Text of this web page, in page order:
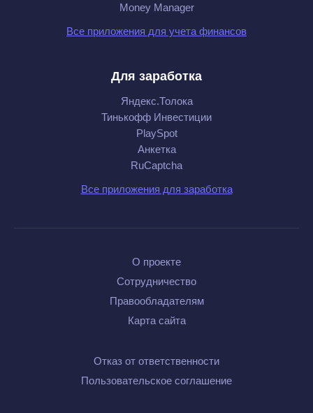
Money Manager
Все приложения для учета финансов
Для заработка
Яндекс.Толока
Тинькофф Инвестиции
PlaySpot
Анкетка
RuCaptcha
Все приложения для заработка
О проекте
Сотрудничество
Правообладателям
Карта сайта
Отказ от ответственности
Пользовательское соглашение